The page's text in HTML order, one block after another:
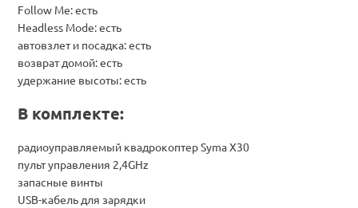
Follow Me: есть
Headless Mode: есть
автовзлет и посадка: есть
возврат домой: есть
удержание высоты: есть
В комплекте:
радиоуправляемый квадрокоптер Syma X30
пульт управления 2,4GHz
запасные винты
USB-кабель для зарядки